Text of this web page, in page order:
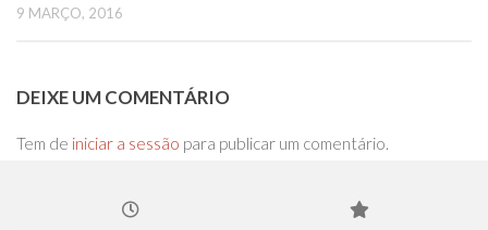
9 MARÇO, 2016
DEIXE UM COMENTÁRIO
Tem de iniciar a sessão para publicar um comentário.